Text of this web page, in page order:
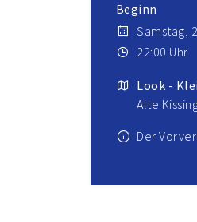
Beginn
Samstag,
22:00 Uhr
Look -
Alte
Der